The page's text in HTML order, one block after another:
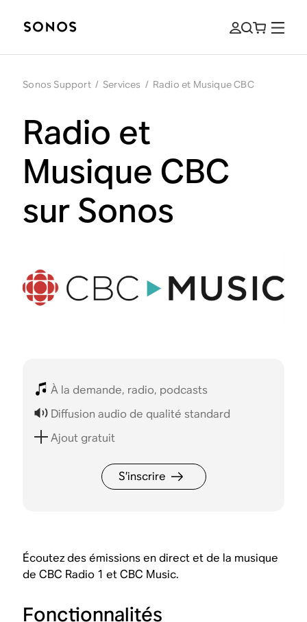
Sonos Support / Services / Radio et Musique CBC
Radio et
Musique CBC
sur Sonos
À la demande, radio, podcasts
Diffusion audio de qualité standard
Ajout gratuit
S’inscrire
Écoutez des émissions en direct et de la musique
de CBC Radio 1 et CBC Music.
Fonctionnalités